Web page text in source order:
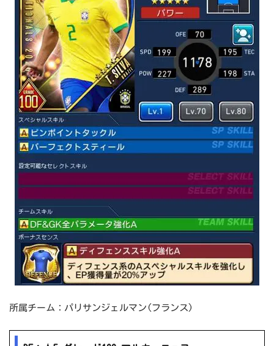
所属チーム：パリサンジェルマン(フランス)